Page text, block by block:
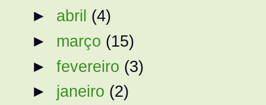
► abril (4)
► março (15)
►fevereiro (3)
► janeiro (2)